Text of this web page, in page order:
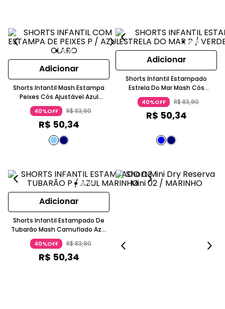
Adicionar
Shorts Infantil Mash Estampa
Peixes Cós Ajustável Azul
Marinho
40%OFF R$83,90
R$ 50,34
Adicionar
Shorts Infantil Estampado
Estrela Do Mar Mash Cós
Ajustável Algodão Azul Escuro
40%OFF R$83,90
R$ 50,34
Adicionar
Shorts Infantil Estampado De
Tubarão Mash Camuflado Azul
Marinho
40%OFF R$83,90
R$ 50,34